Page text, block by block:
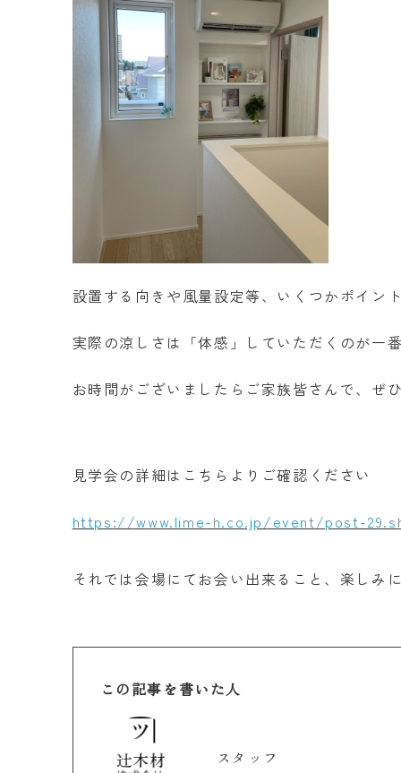
設置する向きや風量設定等、いくつかポイン
実際の涼しさは「体感」していただくのが一番
お時間がございましたらご家族皆さんで、ぜ
見学会の詳細はこちらよりご確認ください
https://www.lime-h.co.jp/event/post-
それでは会場にてお会い出来ること、楽しみ
この記事を書いた人
スタッフ